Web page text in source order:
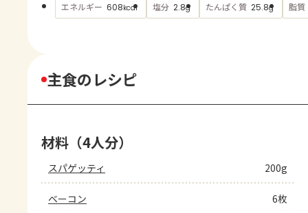
エネルギー 608kcal 塩分 2.8g たんぱく質 25.8g 脂質
主食のレシピ
材料（4人分）
スパゲッティ 200g
ベーコン 6枚